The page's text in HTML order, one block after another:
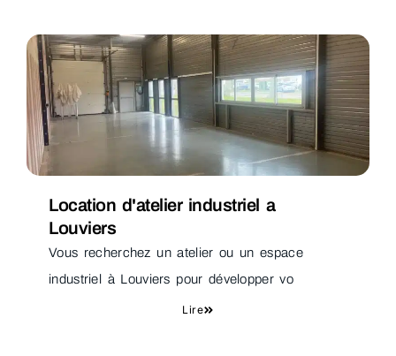
Location d'atelier industriel a
Louviers
Vous recherchez un atelier ou un espace
industriel à Louviers pour développer vo
Lire